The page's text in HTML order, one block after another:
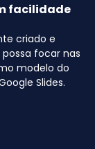
facilidade
criado e
focar nas
modelo do
Slides.